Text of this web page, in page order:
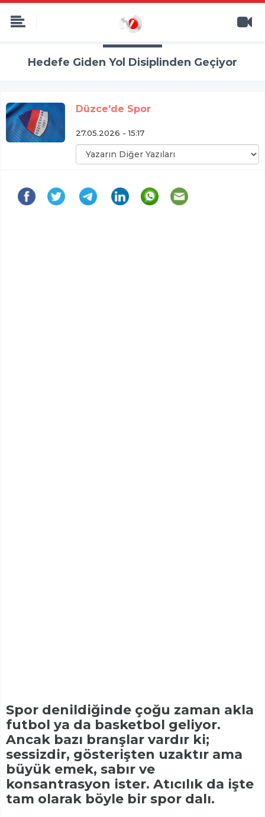
Hedefe Giden Yol Disiplinden Geçiyor
Düzce'de Spor
27.05.2026 - 15:17
Spor denildiğinde çoğu zaman akla
futbol ya da basketbol geliyor.
Ancak bazı branşlar vardır ki;
sessizdir, gösterişten uzaktır ama
büyük emek, sabır ve
konsantrasyon ister. Atıcılık da işte
tam olarak böyle bir spor dalı.